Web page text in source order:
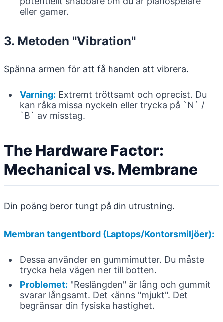
eller gamer.
3. Metoden "Vibration"
Spänna armen för att få handen att vibrera.
Varning: Extremt tröttsamt och oprecist. Du
kan råka missa nyckeln eller trycka på `N` /
`B` av misstag.
The Hardware Factor:
Mechanical vs. Membrane
Din poäng beror tungt på din utrustning.
Membran tangentbord (Laptops/Kontorsmiljöer):
Dessa använder en gummimutter. Du måste
trycka hela vägen ner till botten.
Problemet: "Reslängden" är lång och gummit
svarar långsamt. Det känns "mjukt". Det
begränsar din fysiska hastighet.